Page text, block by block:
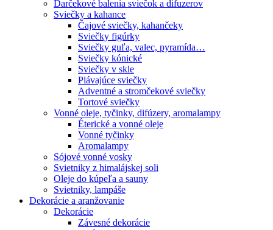
Darčekové balenia sviečok a difuzerov
Sviečky a kahance
Čajové sviečky, kahančeky
Sviečky figúrky
Sviečky guľa, valec, pyramída…
Sviečky kónické
Sviečky v skle
Plávajúce sviečky
Adventné a stromčekové sviečky
Tortové sviečky
Vonné oleje, tyčinky, difúzery, aromalampy
Éterické a vonné oleje
Vonné tyčinky
Aromalampy
Sójové vonné vosky
Svietniky z himalájskej soli
Oleje do kúpeľa a sauny
Svietniky, lampáše
Dekorácie a aranžovanie
Dekorácie
Závesné dekorácie